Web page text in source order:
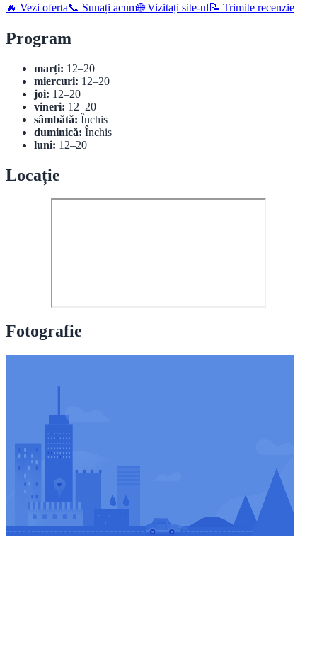
🔥 Vezi oferta📞 Sunați acum🌐 Vizitați site-ul 📝 Trimite recenzie
Program
marți: 12–20
miercuri: 12–20
joi: 12–20
vineri: 12–20
sâmbătă: Închis
duminică: Închis
luni: 12–20
Locație
Fotografie